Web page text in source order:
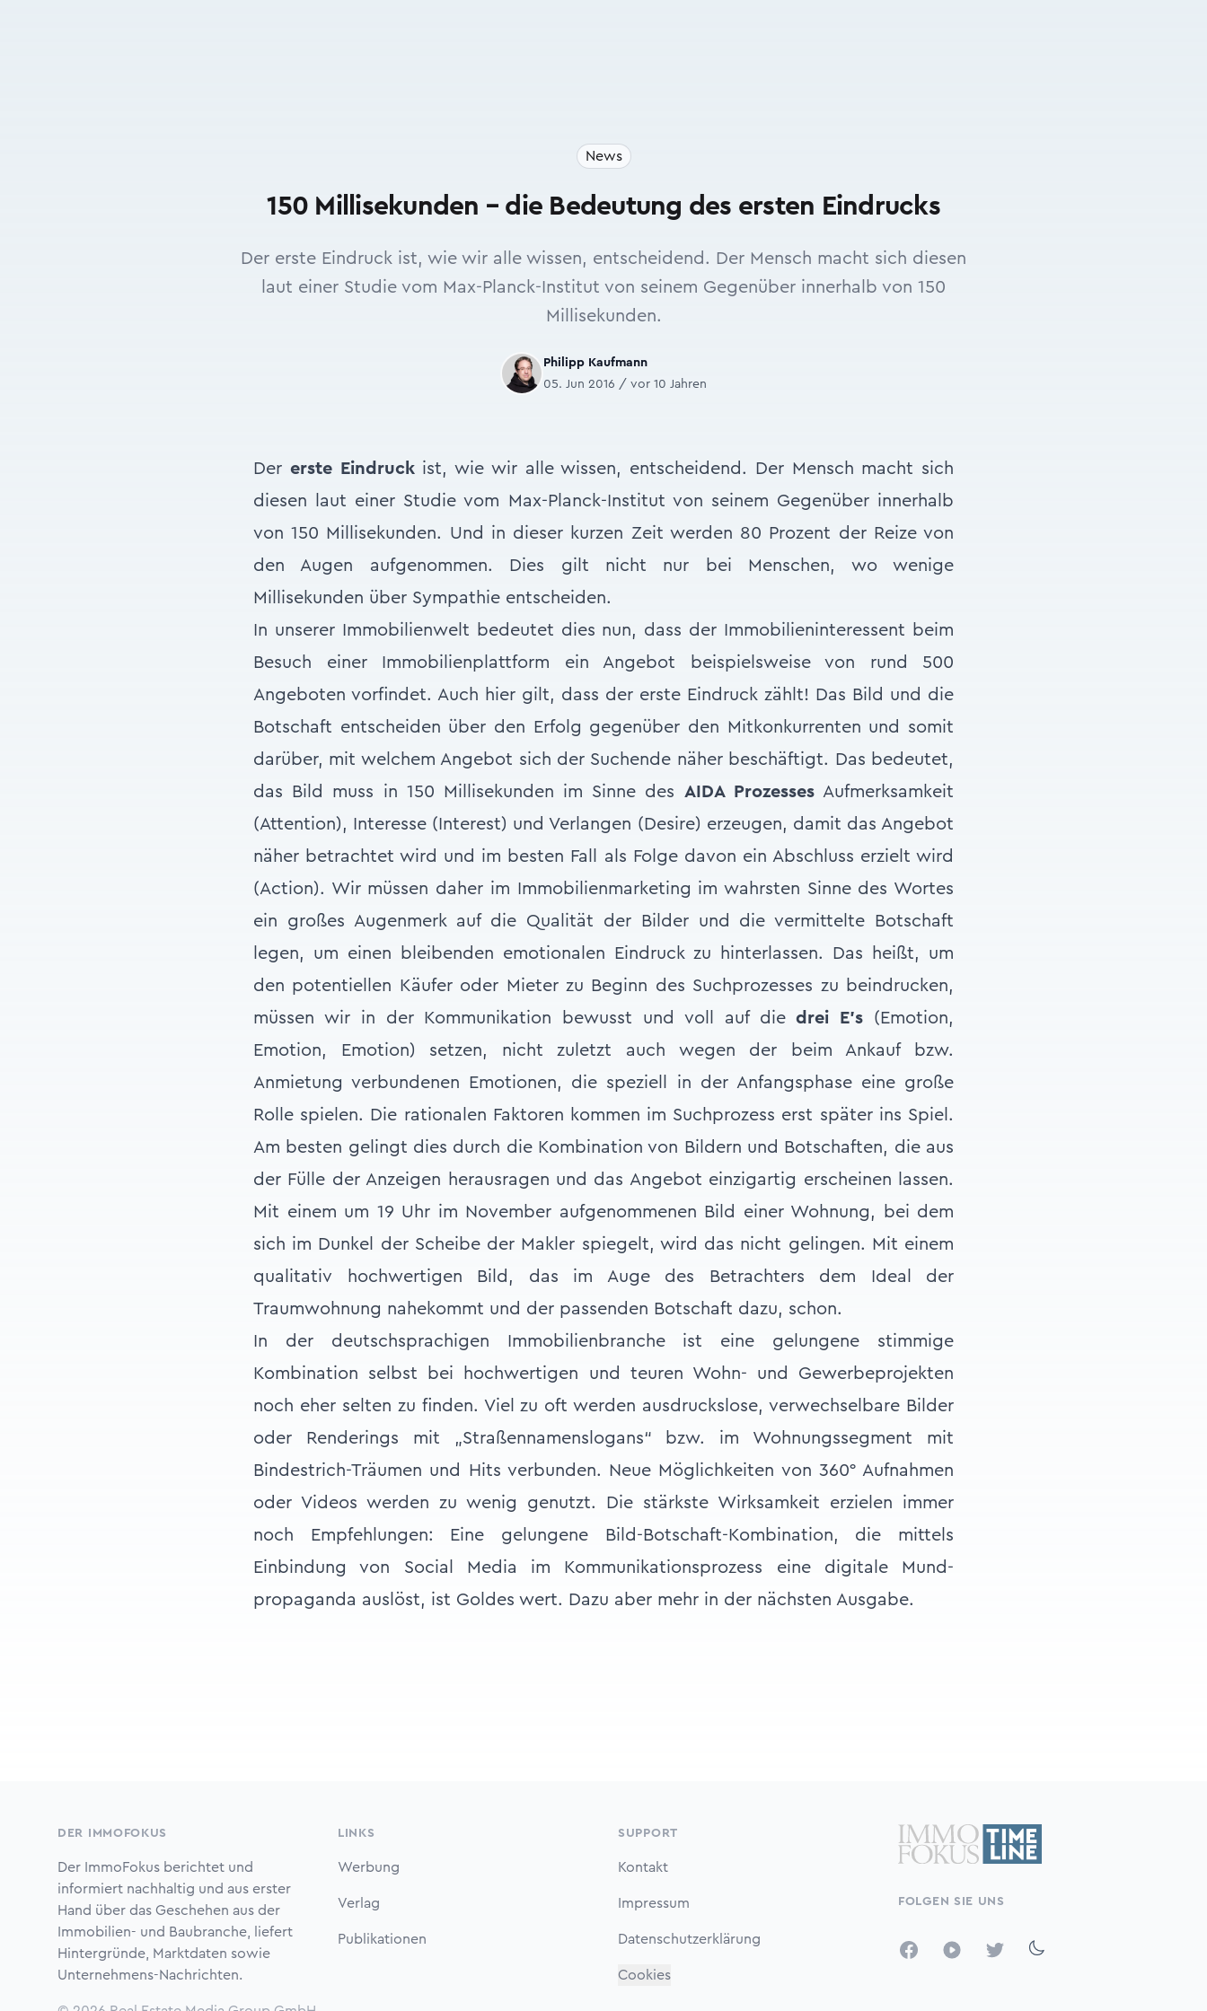
News
150 Millisekunden – die Bedeutung des ersten Eindrucks
Der erste Eindruck ist, wie wir alle wissen, entscheidend. Der Mensch macht sich diesen
laut einer Studie vom Max-Planck-Institut von seinem Gegenüber innerhalb von 150
Millisekunden.
Philipp Kaufmann
05. Jun 2016 / vor 10 Jahren
Der erste Eindruckist, wie wir alle wissen, entscheidend. Der Mensch macht sich
diesen laut einer Studie vom Max-Planck-Institut von seinem Gegenüber innerhalb
von 150 Millisekunden. Und in dieser kurzen Zeit werden 80 Prozent der Reize von
den Augen aufgenommen. Dies gilt nicht nur bei Menschen, wo wenige
Millisekunden über Sympathie entscheiden.
In unserer Immobilienwelt bedeutet dies nun, dass der Immobilieninteressent beim
Besuch einer Immobilienplattform ein Angebot beispielsweise von rund 500
Angeboten vorfindet. Auch hier gilt, dass der erste Eindruck zählt! Das Bild und die
Botschaft entscheiden über den Erfolg gegenüber den Mitkonkurrenten und somit
darüber, mit welchem Angebot sich der Suchende näher beschäftigt. Das bedeutet,
das Bild muss in 150 Millisekunden im Sinne des AIDA ProzessesAufmerksamkeit
(Attention), Interesse (Interest) und Verlangen (Desire) erzeugen, damit das Angebot
näher betrachtet wird und im besten Fall als Folge davon ein Abschluss erzielt wird
(Action). Wir müssen daher im Immobilienmarketing im wahrsten Sinne des Wortes
ein großes Augenmerk auf die Qualität der Bilder und die vermittelte Botschaft
legen, um einen bleibenden emotionalen Eindruck zu hinterlassen. Das heißt, um
den potentiellen Käufer oder Mieter zu Beginn des Suchprozesses zu beindrucken,
müssen wir in der Kommunikation bewusst und voll auf diedrei E’s (Emotion,
Emotion, Emotion) setzen, nicht zuletzt auch wegen der beim Ankauf bzw.
Anmietung verbundenen Emotionen, die speziell in der Anfangsphase eine große
Rolle spielen. Die rationalen Faktoren kommen im Suchprozess erst später ins Spiel.
Am besten gelingt dies durch die Kombination von Bildern und Botschaften, die aus
der Fülle der Anzeigen herausragen und das Angebot einzigartig erscheinen lassen.
Mit einem um 19 Uhr im November aufgenommenen Bild einer Wohnung, bei dem
sich im Dunkel der Scheibe der Makler spiegelt, wird das nicht gelingen. Mit einem
qualitativ hochwertigen Bild, das im Auge des Betrachters dem Ideal der
Traumwohnung nahekommt und der passenden Botschaft dazu, schon.
In der deutschsprachigen Immobilienbranche ist eine gelungene stimmige
Kombination selbst bei hochwertigen und teuren Wohn- und Gewerbeprojekten
noch eher selten zu finden. Viel zu oft werden ausdruckslose, verwechselbare Bilder
oder Renderings mit „Straßennamenslogans“ bzw. im Wohnungssegment mit
Bindestrich-Träumen und Hits verbunden. Neue Möglichkeiten von 360° Aufnahmen
oder Videos werden zu wenig genutzt. Die stärkste Wirksamkeit erzielen immer
noch Empfehlungen: Eine gelungene Bild-Botschaft-Kombination, die mittels
Einbindung von Social Media im Kommunikationsprozess eine digitale Mund­
propaganda auslöst, ist Goldes wert. Dazu aber mehr in der nächsten Ausgabe.
DER IMMOFOKUS
Der ImmoFokus berichtet und
informiert nachhaltig und aus erster
Hand über das Geschehen aus der
Immobilien- und Baubranche, liefert
Hintergründe, Marktdaten sowie
Unternehmens-Nachrichten.
LINKS
Werbung
Verlag
Publikationen
SUPPORT
Kontakt
Impressum
Datenschutzerklärung
Cookies
FOLGEN SIE UNS
FacebookYouTubeTwitter